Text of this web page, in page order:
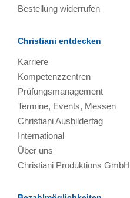
Bestellung widerrufen
Christiani entdecken
Karriere
Kompetenzzentren
Prüfungsmanagement
Termine, Events, Messen
Christiani Ausbildertag
International
Über uns
Christiani Produktions GmbH